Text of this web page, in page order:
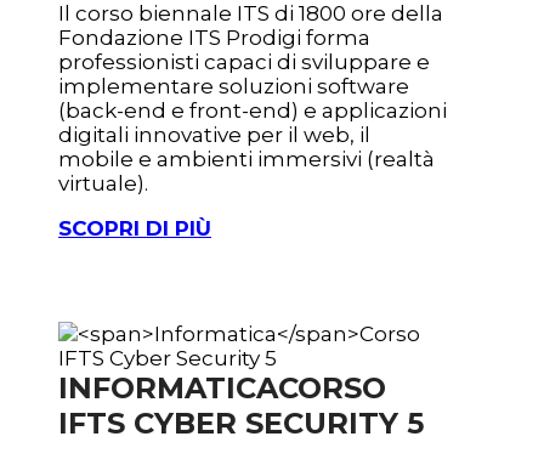
Il corso biennale ITS di 1800 ore della
Fondazione ITS Prodigi forma
professionisti capaci di sviluppare e
implementare soluzioni software
(back-end e front-end) e applicazioni
digitali innovative per il web, il
mobile e ambienti immersivi (realtà
virtuale).
SCOPRI DI PIÙ
INFORMATICACORSO
IFTS CYBER SECURITY 5